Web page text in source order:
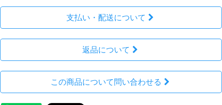
支払い・配送について
返品について
この商品について問い合わせる